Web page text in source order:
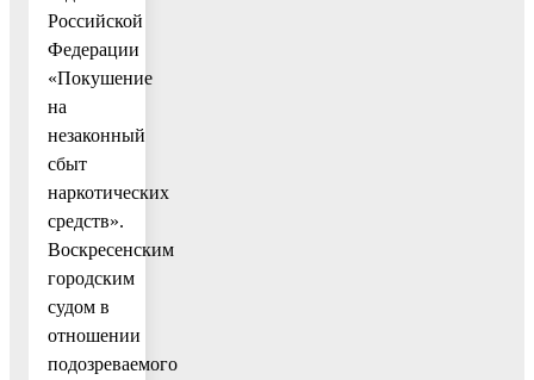
Российской
Федерации
«Покушение
на
незаконный
сбыт
наркотических
средств».
Воскресенским
городским
судом в
отношении
подозреваемого